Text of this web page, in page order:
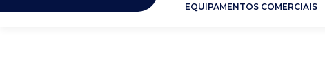
EQUIPAMENTOS COMERCIAIS